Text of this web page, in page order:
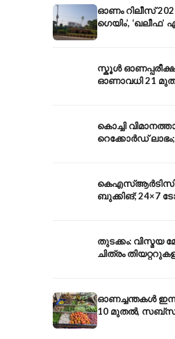
ഓണം റിലീസ്
ഗെയിം’,
സ്കൂൾ
ഓണാവധി 21
കൊച്ചി
റെക്കോർഡ് ലാഭം;
ബുക്കിങ്; 24×7
തുടക്കം: വിസ്മയ
ചിത്രം
ഓണച്ചന്തകൾ
10 മുതൽ,